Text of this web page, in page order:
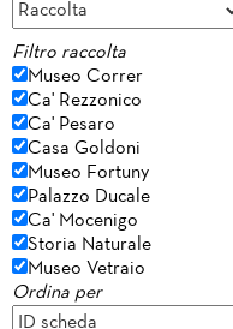
Filtro raccolta
Museo Correr
Ca' Rezzonico
Ca' Pesaro
Casa Goldoni
Museo Fortuny
Palazzo Ducale
Ca' Mocenigo
Storia Naturale
Museo Vetraio
Ordina per